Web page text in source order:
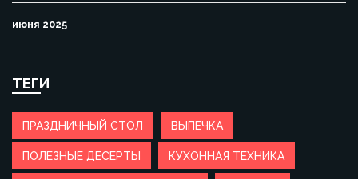
июня 2025
ТЕГИ
ПРАЗДНИЧНЫЙ СТОЛ ВЫПЕЧКА
ПОЛЕЗНЫЕ ДЕСЕРТЫ КУХОННАЯ ТЕХНИКА